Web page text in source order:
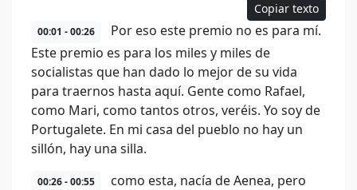
Copiar texto
00:01 - 00:26
Por eso este premio no es para mí.
Este premio es para los miles y miles de
socialistas que han dado lo mejor de su vida
para traernos hasta aquí. Gente como Rafael,
como Mari, como tantos otros, veréis. Yo soy de
Portugalete. En mi casa del pueblo no hay un
sillón, hay una silla.
00:26 - 00:55
como esta, nacía de Aenea, pero